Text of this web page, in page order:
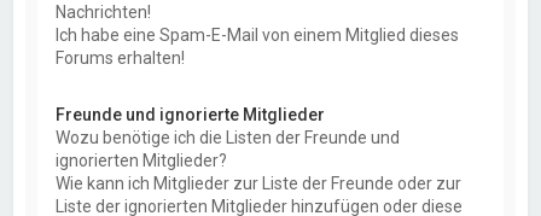
Nachrichten!
Ich habe eine Spam-E-Mail von einem Mitglied dieses
Forums erhalten!
Freunde und ignorierte Mitglieder
Wozu benötige ich die Listen der Freunde und
ignorierten Mitglieder?
Wie kann ich Mitglieder zur Liste der Freunde oder zur
Liste der ignorierten Mitglieder hinzufügen oder diese